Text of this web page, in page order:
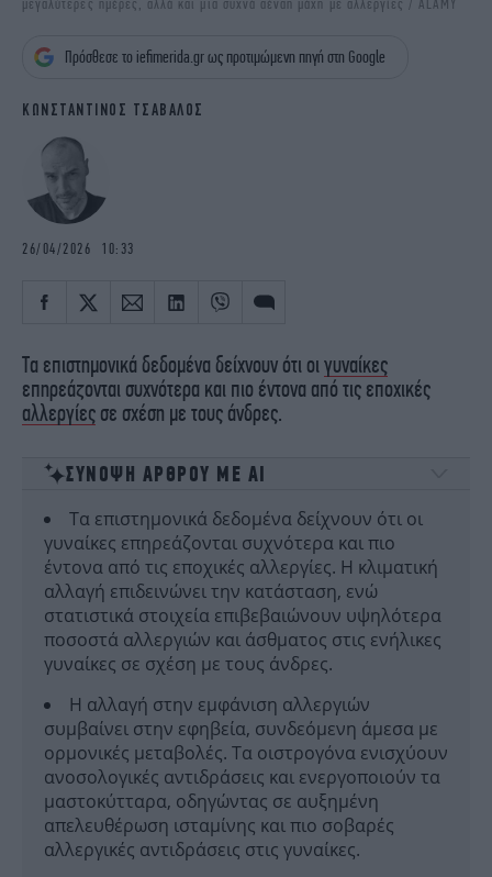
iBOOKS
ΖΩΔΙΑ
OSCARS
NEWSLETTER
μεγαλύτερες ημέρες, αλλά και μια συχνά αέναη μάχη με αλλεργίες / ΑLAMY
Πρόσθεσε το iefimerida.gr ως προτιμώμενη πηγή στη Google
ΚΩΝΣΤΑΝΤΙΝΟΣ ΤΣΑΒΑΛΟΣ
26/04/2026 10:33
Τα επιστημονικά δεδομένα δείχνουν ότι οι γυναίκες
επηρεάζονται συχνότερα και πιο έντονα από τις εποχικές
αλλεργίες σε σχέση με τους άνδρες.
ΣΥΝΟΨΗ ΑΡΘΡΟΥ ΜΕ ΑΙ
Τα επιστημονικά δεδομένα δείχνουν ότι οι
γυναίκες επηρεάζονται συχνότερα και πιο
έντονα από τις εποχικές αλλεργίες. Η κλιματική
αλλαγή επιδεινώνει την κατάσταση, ενώ
στατιστικά στοιχεία επιβεβαιώνουν υψηλότερα
ποσοστά αλλεργιών και άσθματος στις ενήλικες
γυναίκες σε σχέση με τους άνδρες.
Η αλλαγή στην εμφάνιση αλλεργιών
συμβαίνει στην εφηβεία, συνδεόμενη άμεσα με
ορμονικές μεταβολές. Τα οιστρογόνα ενισχύουν
ανοσολογικές αντιδράσεις και ενεργοποιούν τα
μαστοκύτταρα, οδηγώντας σε αυξημένη
απελευθέρωση ισταμίνης και πιο σοβαρές
αλλεργικές αντιδράσεις στις γυναίκες.